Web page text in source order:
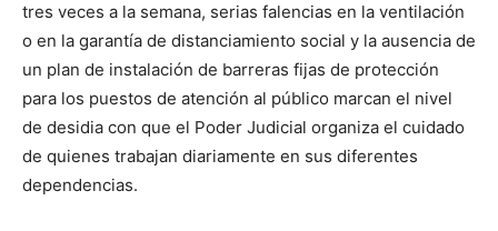
tres veces a la semana, serias falencias en la ventilación
o en la garantía de distanciamiento social y la ausencia de
un plan de instalación de barreras fijas de protección
para los puestos de atención al público marcan el nivel
de desidia con que el Poder Judicial organiza el cuidado
de quienes trabajan diariamente en sus diferentes
dependencias.